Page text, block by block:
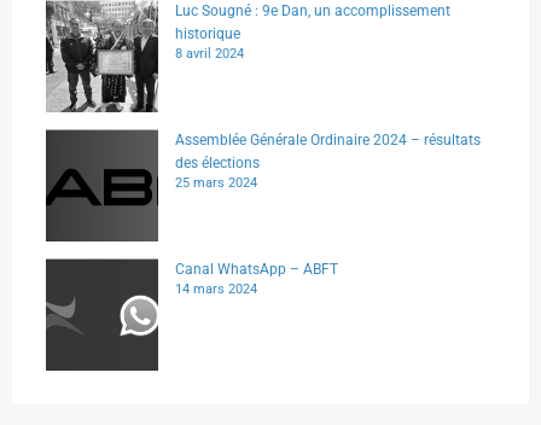
Luc Sougné : 9e Dan, un accomplissement
historique
8 avril 2024
Assemblée Générale Ordinaire 2024 – résultats
des élections
25 mars 2024
Canal WhatsApp – ABFT
14 mars 2024